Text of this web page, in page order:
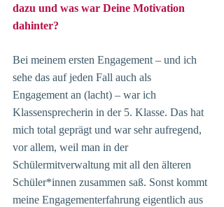
dazu und was war Deine Motivation
dahinter?
Bei meinem ersten Engagement ­– und ich
sehe das auf jeden Fall auch als
Engagement an (lacht) – war ich
Klassensprecherin in der 5. Klasse. Das hat
mich total geprägt und war sehr aufregend,
vor allem, weil man in der
Schülermitverwaltung mit all den älteren
Schüler*innen zusammen saß. Sonst kommt
meine Engagementerfahrung eigentlich aus